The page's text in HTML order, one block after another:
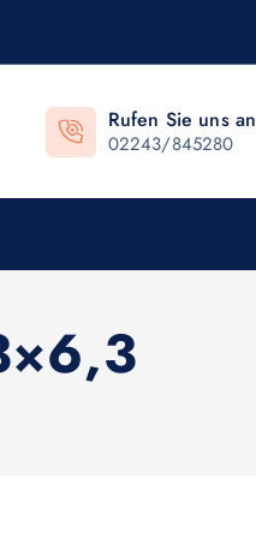
Rufen Sie uns an
02243/845280